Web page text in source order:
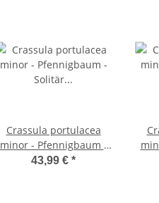
Crassula portulacea
minor - Pfennigbaum -
Solitär Pflanze - 20cm
43,99 € *